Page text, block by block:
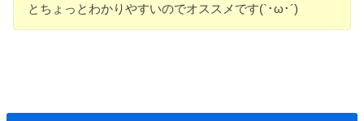
とちょっとわかりやすいのでオススメです(`･ω･´)